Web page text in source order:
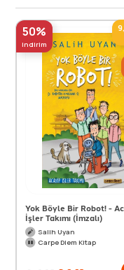
50%
indirim
Yok Böyle Bir Robot! -
İşler Takımı (İmzalı)
Salih Uyan
Carpe Diem Kitap